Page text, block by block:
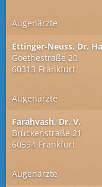
Augenärzte
Ettinger-Neuss, Dr.
Goethestraße 20
60313 Frankfurt
Augenärzte
Farahvash, Dr. V.
Brückenstraße 21
60594 Frankfurt
Augenärzte